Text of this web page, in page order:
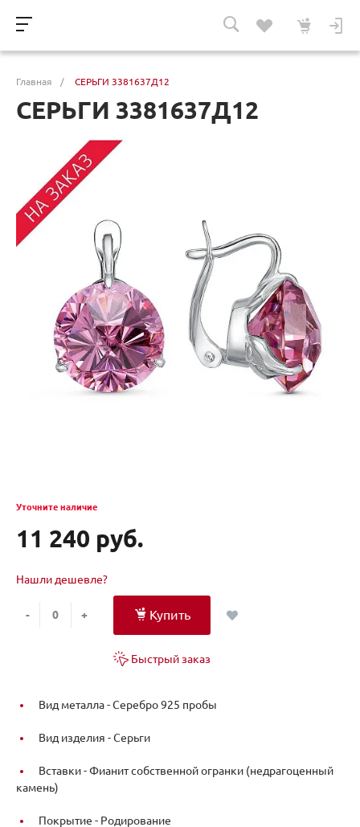
Главная / СЕРЬГИ 3381637Д12
СЕРЬГИ 3381637Д12
Уточните наличие
11 240 руб.
Нашли дешевле?
- + Купить
Быстрый заказ
Вид металла -Серебро 925 пробы
Вид изделия -Серьги
Вставки -Фианит собственной огранки (недрагоценный
камень)
Покрытие - Родирование